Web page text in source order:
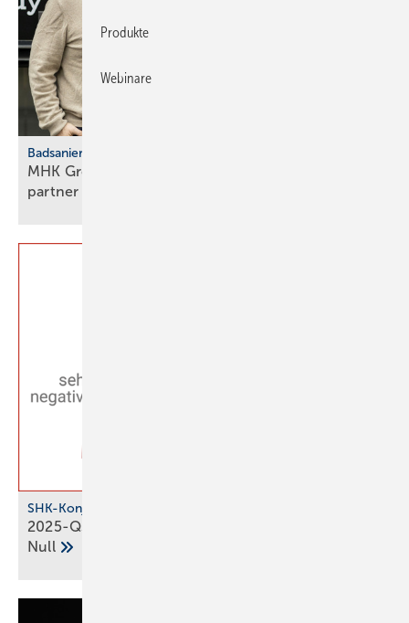
Badsanierung
MHK Group: Der erste Bad & Body-Franchise­
partner legt
SHK-Konjunkturbarometer
2025-Q3: SHK-Geschäftsklima stag­niert auf der
Null
Produkte
Webinare